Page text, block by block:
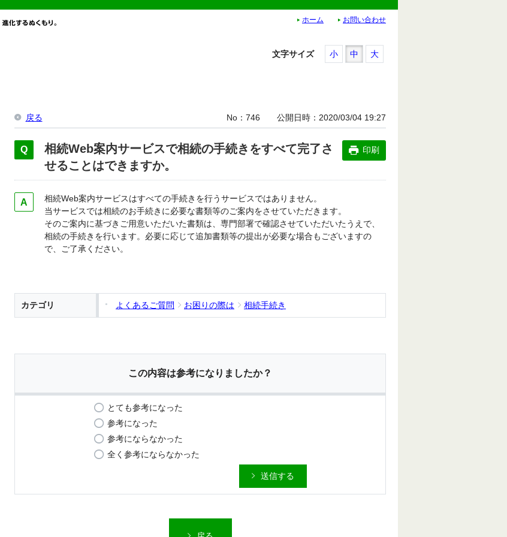
ホーム お問い合わせ
文字サイズ 小 中 大
戻る No 746 公開日時 2020/03/04 19:27
相続Web案内サービスで相続の手続きをすべて完了さ
せることはできますか。
印刷
相続Web案内サービスはすべての手続きを行うサービスではありません。
当サービスでは相続のお手続きに必要な書類等のご案内をさせていただきます。
そのご案内に基づきご用意いただいた書類は、専門部署で確認させていただいたうえで、
相続の手続きを行います。必要に応じて追加書類等の提出が必要な場合もございますの
で、ご了承ください。
カテゴリ よくあるご質問 お困りの際は 相続手続き
この内容は参考になりましたか？
とても参考になった
参考になった
参考にならなかった
全く参考にならなかった
送信する